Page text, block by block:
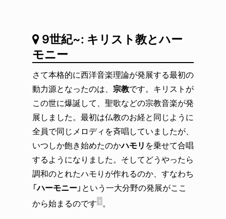
9世紀~: キリスト教とハー
モニー
さて本格的に西洋音楽理論が発展する最初の
動力源となったのは、 宗教です。キリストが
この世に爆誕して、聖歌などの宗教音楽が発
展しました。最初は仏教のお経と同じように
全員で同じメロディを斉唱していましたが、
いつしか飽き始めたのかハモリ を乗せて合唱
するようになりました。そしてどうやったら
調和のとれたハモりが作れるのか、すなわち
「ハーモニー」という一大分野の発展がここ
から始まるのです 1 。